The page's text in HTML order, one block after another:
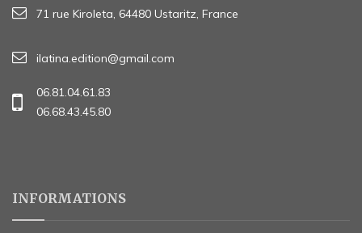
71 rue Kiroleta, 64480 Ustaritz, France
ilatina.edition@gmail.com
06.81.04.61.83
06.68.43.45.80
INFORMATIONS